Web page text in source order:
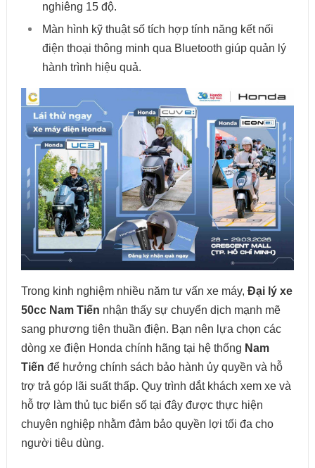
nghiêng 15 độ.
Màn hình kỹ thuật số tích hợp tính năng kết nối
điện thoại thông minh qua Bluetooth giúp quản lý
hành trình hiệu quả.
Trong kinh nghiệm nhiều năm tư vấn xe máy, Đại lý xe
50cc Nam Tiến nhận thấy sự chuyển dịch mạnh mẽ
sang phương tiện thuần điện. Bạn nên lựa chọn các
dòng xe điện Honda chính hãng tại hệ thống Nam
Tiến để hưởng chính sách bảo hành ủy quyền và hỗ
trợ trả góp lãi suất thấp. Quy trình dắt khách xem xe và
hỗ trợ làm thủ tục biển số tại đây được thực hiện
chuyên nghiệp nhằm đảm bảo quyền lợi tối đa cho
người tiêu dùng.